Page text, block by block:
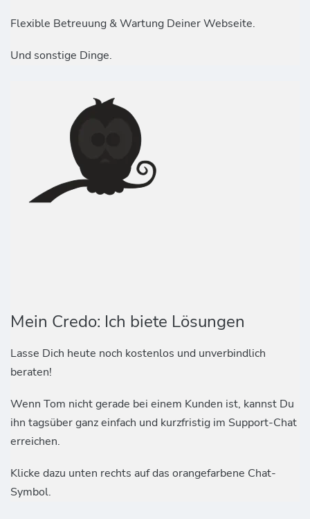
Flexible Betreuung & Wartung Deiner Webseite.
Und sonstige Dinge.
Mein Credo: Ich biete Lösungen
Lasse Dich heute noch kostenlos und unverbindlich
beraten!
Wenn Tom nicht gerade bei einem Kunden ist, kannst Du
ihn tagsüber ganz einfach und kurzfristig im Support-Chat
erreichen.
Klicke dazu unten rechts auf das orangefarbene Chat-
Symbol.